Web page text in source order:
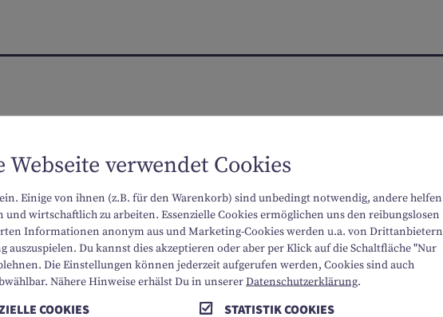
genau
Abreise
ANGEBOTE FINDEN
Webseite verwendet Cookies
Einige von ihnen (z.B. für den Warenkorb) sind unbedingt notwendig, andere helfen
und wirtschaftlich zu arbeiten. Essenzielle Cookies ermöglichen uns den reibungslosen
Informationen anonym aus und Marketing-Cookies werden u.a. von Drittanbietern
Du kannst dies akzeptieren oder aber per Klick auf die Schaltfläche "Nur
Die Einstellungen können jederzeit aufgerufen werden, Cookies sind auch
Nähere Hinweise erhälst Du in unsererDatenschutzerklärung.
COOKIES STATISTIK COOKIES